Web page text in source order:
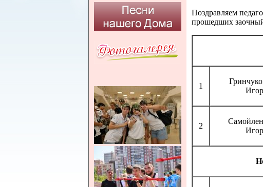
Поздравляем
прошедших
1
2